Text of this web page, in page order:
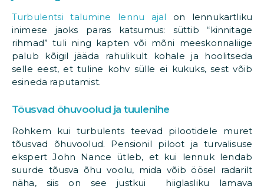
Turbulentsi talumine lennu ajal on lennukartliku
inimese jaoks paras katsumus: süttib “kinnitage
rihmad” tuli ning kapten või mõni meeskonnaliige
palub kõigil jääda rahulikult kohale ja hoolitseda
selle eest, et tuline kohv sülle ei kukuks, sest võib
esineda raputamist.
Tõusvad õhuvoolud ja tuulenihe
Rohkem kui turbulents teevad pilootidele muret
tõusvad õhuvoolud. Pensionil piloot ja turvalisuse
ekspert John Nance ütleb, et kui lennuk lendab
suurde tõusva õhu voolu, mida võib öösel radarilt
näha, siis on see justkui hiiglasliku lamava